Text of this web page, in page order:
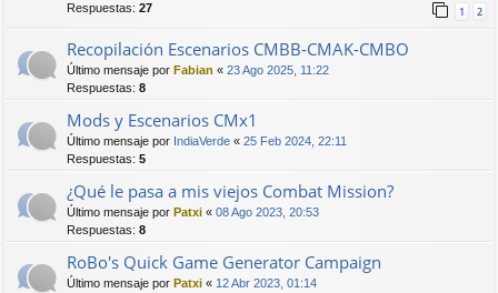
Respuestas: 27 1 2
Recopilación Escenarios CMBB-CMAK-CMBO
Último mensaje por Fabian « 23 Ago 2025, 11:22
Respuestas: 8
Mods y Escenarios CMx1
Último mensaje por IndiaVerde « 25 Feb 2024, 22:11
Respuestas: 5
¿Qué le pasa a mis viejos Combat Mission?
Último mensaje por Patxi « 08 Ago 2023, 20:53
Respuestas: 8
RoBo's Quick Game Generator Campaign
Último mensaje por Patxi « 12 Abr 2023, 01:14